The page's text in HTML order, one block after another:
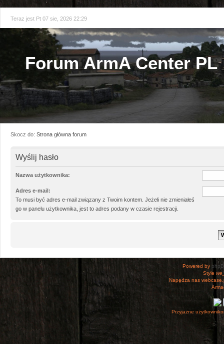
Teraz jest Pt 07 sie, 2026 22:29
Forum ArmA Center PL
Skocz do: Strona główna forum
Wyślij hasło
Nazwa użytkownika:
Adres e-mail:
To musi być adres e-mail związany z Twoim kontem. Jeżeli nie zmieniałeś
go w panelu użytkownika, jest to adres podany w czasie rejestracji.
Powered by
Style
Napędza nas
Przyjazne